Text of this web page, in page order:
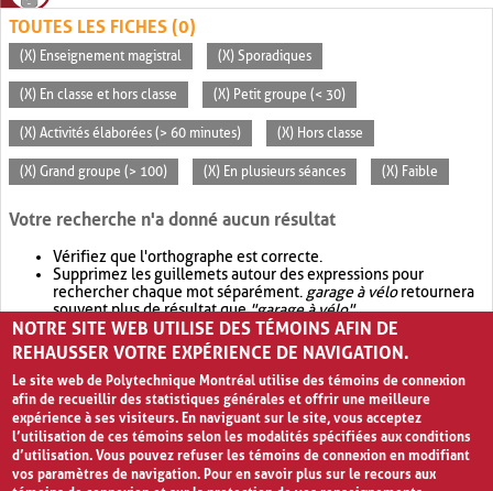
TOUTES LES FICHES (0)
(X) Enseignement magistral (X) Sporadiques
(X) En classe et hors classe (X) Petit groupe (< 30)
(X) Activités élaborées (> 60 minutes) (X) Hors classe
(X) Grand groupe (> 100) (X) En plusieurs séances (X) Faible
Votre recherche n'a donné aucun résultat
Vérifiez que l'orthographe est correcte.
Supprimez les guillemets autour des expressions pour
rechercher chaque mot séparément. garage à véloretournera
souvent plus de résultat que"garage à vélo".
Envisagez d'élargir votre recherche avec OR.garage OR vélo
retournera souvent plus de résultat quegarage à vélo
NOTRE SITE WEB UTILISE DES TÉMOINS AFIN DE
REHAUSSER VOTRE EXPÉRIENCE DE NAVIGATION.
Le site web de Polytechnique Montréal utilise des témoins de connexion
afin de recueillir des statistiques générales et offrir une meilleure
expérience à ses visiteurs. En naviguant sur le site, vous acceptez
l’utilisation de ces témoins selon les modalités spécifiées aux conditions
d’utilisation. Vous pouvez refuser les témoins de connexion en modifiant
vos paramètres de navigation. Pour en savoir plus sur le recours aux